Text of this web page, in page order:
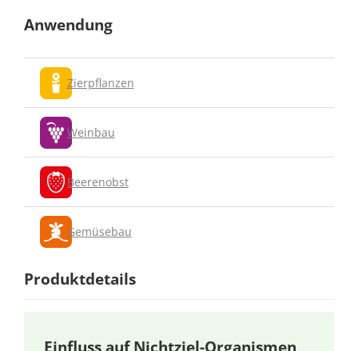
Anwendung
Zierpflanzen
Weinbau
Beerenobst
Gemüsebau
Produktdetails